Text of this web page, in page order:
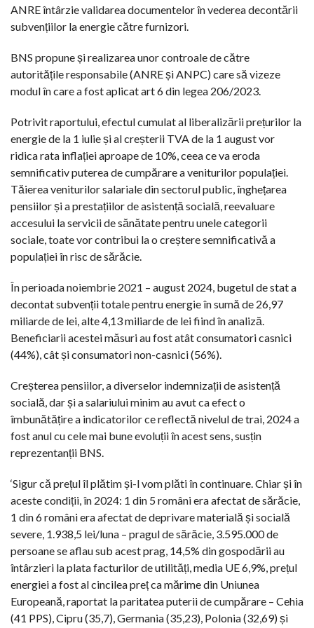
ANRE întârzie validarea documentelor în vederea decontării
subvențiilor la energie către furnizori.
BNS propune și realizarea unor controale de către
autoritățile responsabile (ANRE și ANPC) care să vizeze
modul în care a fost aplicat art 6 din legea 206/2023.
Potrivit raportului, efectul cumulat al liberalizării prețurilor la
energie de la 1 iulie și al creșterii TVA de la 1 august vor
ridica rata inflației aproape de 10%, ceea ce va eroda
semnificativ puterea de cumpărare a veniturilor populației.
Tăierea veniturilor salariale din sectorul public, înghețarea
pensiilor și a prestațiilor de asistență socială, reevaluare
accesului la servicii de sănătate pentru unele categorii
sociale, toate vor contribui la o creștere semnificativă a
populației în risc de sărăcie.
În perioada noiembrie 2021 – august 2024, bugetul de stat a
decontat subvenții totale pentru energie în sumă de 26,97
miliarde de lei, alte 4,13 miliarde de lei fiind în analiză.
Beneficiarii acestei măsuri au fost atât consumatori casnici
(44%), cât și consumatori non-casnici (56%).
Creșterea pensiilor, a diverselor indemnizații de asistență
socială, dar și a salariului minim au avut ca efect o
îmbunătățire a indicatorilor ce reflectă nivelul de trai, 2024 a
fost anul cu cele mai bune evoluții în acest sens, susțin
reprezentanții BNS.
‘Sigur că prețul îl plătim și-l vom plăti în continuare. Chiar și în
aceste condiții, în 2024: 1 din 5 români era afectat de sărăcie,
1 din 6 români era afectat de deprivare materială și socială
severe, 1.938,5 lei/luna – pragul de sărăcie, 3.595.000 de
persoane se aflau sub acest prag, 14,5% din gospodării au
întârzieri la plata facturilor de utilități, media UE 6,9%, prețul
energiei a fost al cincilea preț ca mărime din Uniunea
Europeană, raportat la paritatea puterii de cumpărare – Cehia
(41 PPS), Cipru (35,7), Germania (35,23), Polonia (32,69) și